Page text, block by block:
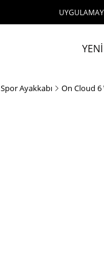
UYGULAMAYI İNDİR,
YENİ
Spor Ayakkabı On Cloud 6